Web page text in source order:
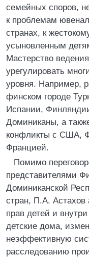
семейных споров,
к проблемам
странах, к
усыновленным
Мастерство
урегулировать
уровня. Например,
финском городе
Испании,
Доминиканы, а
конфликты с США,
Францией.
Помимо
представителями
Доминиканской
стран, П.А. Астахов
прав детей и
детские дома,
неэффективную
расследованию